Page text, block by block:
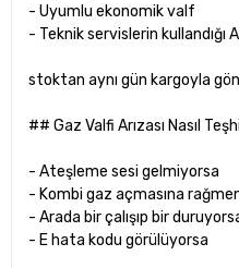
- Uyumlu ekonomik valf
- Teknik servislerin kullandığı
stoktan aynı gün kargoyla
## Gaz Valfi Arızası Nasıl
- Ateşleme sesi gelmiyorsa
- Kombi gaz açmasına
- Arada bir çalışıp bir
- E hata kodu görülüyorsa